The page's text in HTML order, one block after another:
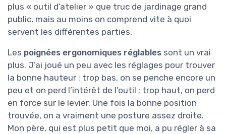
plus « outil d’atelier » que truc de jardinage grand
public, mais au moins on comprend vite à quoi
servent les différentes parties.
Les poignées ergonomiques réglables sont un vrai
plus. J’ai joué un peu avec les réglages pour trouver
la bonne hauteur : trop bas, on se penche encore un
peu et on perd l’intérêt de l’outil ; trop haut, on perd
en force sur le levier. Une fois la bonne position
trouvée, on a vraiment une posture assez droite.
Mon père, qui est plus petit que moi, a pu régler à sa